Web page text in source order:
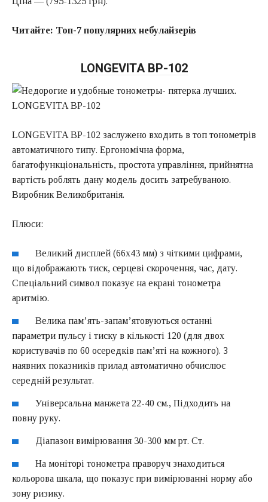
Читайте: Топ-7 популярних небулайзерів
LONGEVITA BP-102
LONGEVITA BP-102 заслужено входить в топ тонометрів
автоматичного типу. Ергономічна форма,
багатофункціональність, простота управління, прийнятна
вартість роблять дану модель досить затребуваною.
Виробник Великобританія.
Плюси:
Великий дисплей (66х43 мм) з чіткими цифрами,
що відображають тиск, серцеві скорочення, час, дату.
Спеціальний символ показує на екрані тонометра
аритмію.
Велика пам’ять-запам’ятовуються останні
параметри пульсу і тиску в кількості 120 (для двох
користувачів по 60 осередків пам’яті на кожного). З
наявних показників прилад автоматично обчислює
середній результат.
Універсальна манжета 22-40 см., Підходить на
повну руку.
Діапазон вимірювання 30-300 мм рт. Ст.
На моніторі тонометра праворуч знаходиться
кольорова шкала, що показує при вимірюванні норму або
зону ризику.